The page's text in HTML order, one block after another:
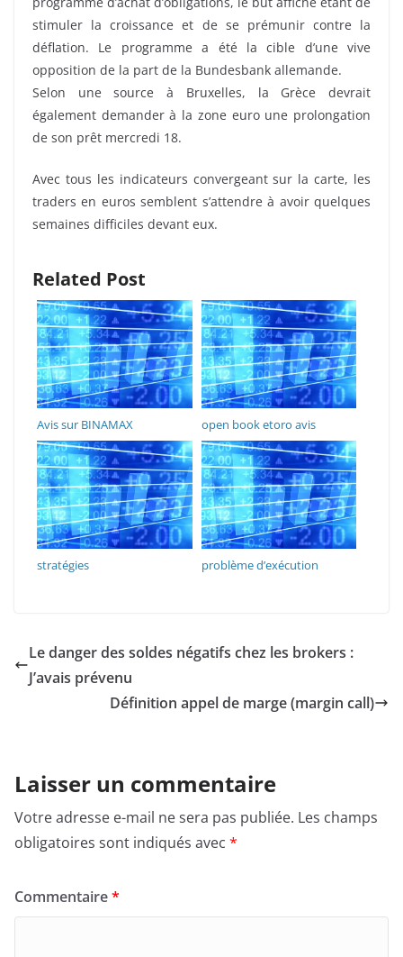
stimuler la croissance et de se prémunir contre la
déflation. Le programme a été la cible d’une vive
opposition de la part de la Bundesbank allemande.
Selon une source à Bruxelles, la Grèce devrait
également demander à la zone euro une prolongation
de son prêt mercredi 18.
Avec tous les indicateurs convergeant sur la carte, les
traders en euros semblent s’attendre à avoir quelques
semaines difficiles devant eux.
Related Post
Avis sur BINAMAX open book etoro avis
stratégies problème d’exécution
Le danger des soldes négatifs chez les brokers :
J’avais prévenu
Définition appel de marge (margin call)
Laisser un commentaire
Votre adresse e-mail ne sera pas publiée. Les champs
obligatoires sont indiqués avec *
Commentaire*